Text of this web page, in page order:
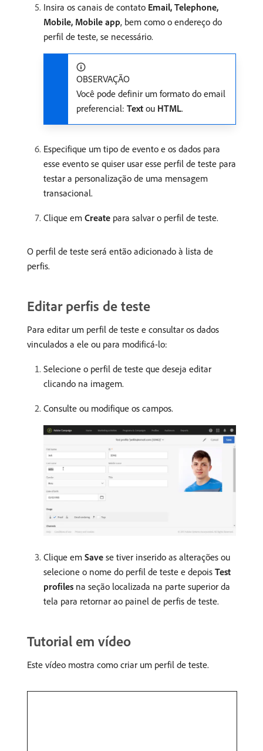
Insira os canais de contato Email, Telephone,
Mobile, Mobile app, bem como o endereço do
perfil de teste, se necessário.
OBSERVAÇÃO
Você pode definir um formato do email
preferencial: Text ou HTML.
Especifique um tipo de evento e os dados para
esse evento se quiser usar esse perfil de teste para
testar a personalização de uma mensagem
transacional.
Clique em Create para salvar o perfil de teste.
O perfil de teste será então adicionado à lista de
perfis.
Editar perfis de teste
Para editar um perfil de teste e consultar os dados
vinculados a ele ou para modificá-lo:
Selecione o perfil de teste que deseja editar
clicando na imagem.
Consulte ou modifique os campos.
Clique em Save se tiver inserido as alterações ou
selecione o nome do perfil de teste e depois Test
profiles na seção localizada na parte superior da
tela para retornar ao painel de perfis de teste.
Tutorial em vídeo
Este vídeo mostra como criar um perfil de teste.